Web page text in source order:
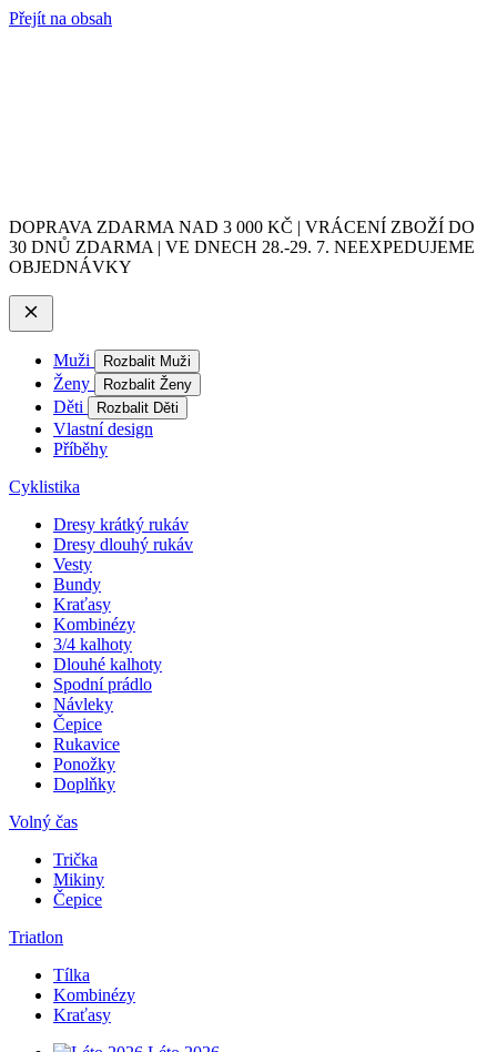
Přejít na obsah
DOPRAVA ZDARMA NAD 3 000 KČ | VRÁCENÍ ZBOŽÍ DO
30 DNŮ ZDARMA | VE DNECH 28.-29. 7. NEEXPEDUJEME
OBJEDNÁVKY
Muži Rozbalit Muži
Ženy Rozbalit Ženy
Děti Rozbalit Děti
Vlastní design
Příběhy
Cyklistika
Dresy krátký rukáv
Dresy dlouhý rukáv
Vesty
Bundy
Kraťasy
Kombinézy
3/4 kalhoty
Dlouhé kalhoty
Spodní prádlo
Návleky
Čepice
Rukavice
Ponožky
Doplňky
Volný čas
Trička
Mikiny
Čepice
Triatlon
Tílka
Kombinézy
Kraťasy